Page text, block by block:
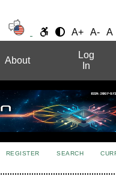
A+ A- A
About
Log
In
REGISTER SEARCH